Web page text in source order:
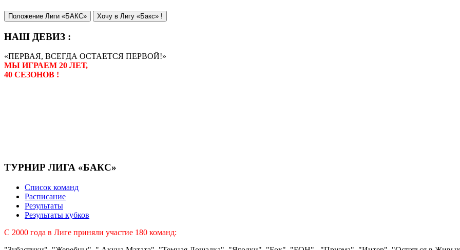
Положение Лиги «БАКС» Хочу в Лигу «Бакс» !
НАШ ДЕВИЗ :
«ПЕРВАЯ, ВСЕГДА ОСТАЕТСЯ ПЕРВОЙ!»
МЫ ИГРАЕМ 20 ЛЕТ,
40 СЕЗОНОВ !
ТУРНИР ЛИГА «БАКС»
Список команд
Расписание
Результаты
Результаты кубков
C 2000 года в Лиге приняли участие 180 команд: